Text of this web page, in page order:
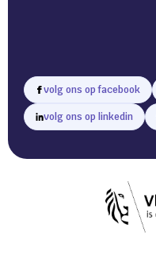
volg ons op facebook
volg ons op linkedin